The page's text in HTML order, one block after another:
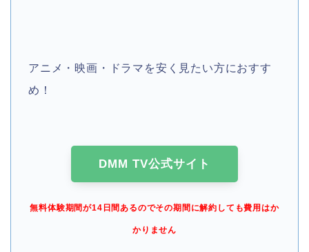
アニメ・映画・ドラマを安く見たい方におすす
め！
DMM TV公式サイト
無料体験期間が14日間あるのでその期間に解約しても費用はか
かりません